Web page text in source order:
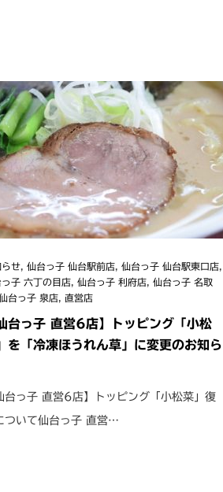
らせ 仙台っ子 仙台駅前店 仙台っ子 仙台駅東口店
っ子 六丁の目店
仙台っ子 利府店
仙台っ子 名取
台っ子 泉店 直営店
台っ子 直営6店】トッピング「小松
を「冷凍ほうれん草」に変更のお知ら
台っ子 直営6店】トッピング「小松菜」復
ついて仙台っ子 直営…